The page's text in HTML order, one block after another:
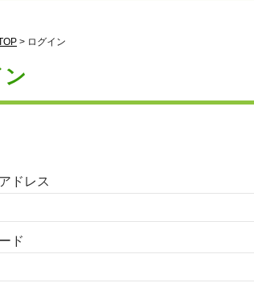
> ログイン
ン
ドレス
ド